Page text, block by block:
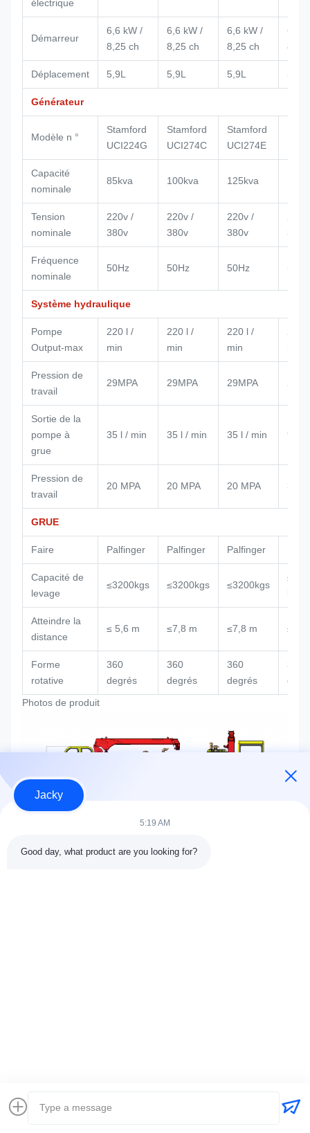
électrique
Démarreur
6,6 kW /
8,25 ch
6,6 kW /
8,25 ch
6,6 kW /
8,25 ch
6,6
8,25
Déplacement 5,9L 5,9L 5,9L
Générateur
Modèle n °
Stamford
UCI224G
Stamford
UCI274C
Stamford
UCI274E
Capacité
nominale
85kva 100kva 125kva
Tension
nominale
220v /
380v
220v /
380v
220v /
380v
380v
Fréquence
nominale
50Hz 50Hz 50Hz
Système hydraulique
Pompe
Output-max
220 l /
min
220 l /
min
220 l /
min
220
Pression de
travail
29MPA 29MPA 29MPA
Sortie de la
pompe à
grue
35 l / min 35 l / min 35 l / min 90 l
Pression de
travail
20 MPA 20 MPA 20 MPA
GRUE
Faire Palfinger Palfinger Palfinger
Capacité de
levage
≤3200kgs ≤3200kgs ≤3200kgs
≤
Atteindre la
distance
≤ 5,6 m ≤7,8 m ≤7,8 m ≤8m
Forme
rotative
360
degrés
360
degrés
360
degrés
360
Photos de produit
Jacky
5:19 AM
Good day, what product are you looking for?